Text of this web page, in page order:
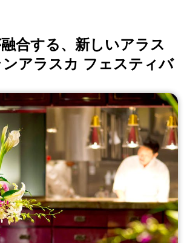
合する、新しいアラス
アラスカ フェスティバ